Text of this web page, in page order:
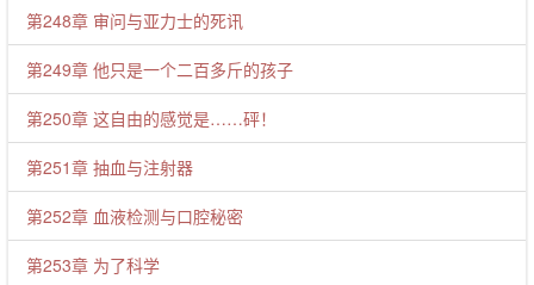
第248章 审问与亚力士的死讯
第249章 他只是一个二百多斤的孩子
第250章 这自由的感觉是……砰！
第251章 抽血与注射器
第252章 血液检测与口腔秘密
第253章 为了科学